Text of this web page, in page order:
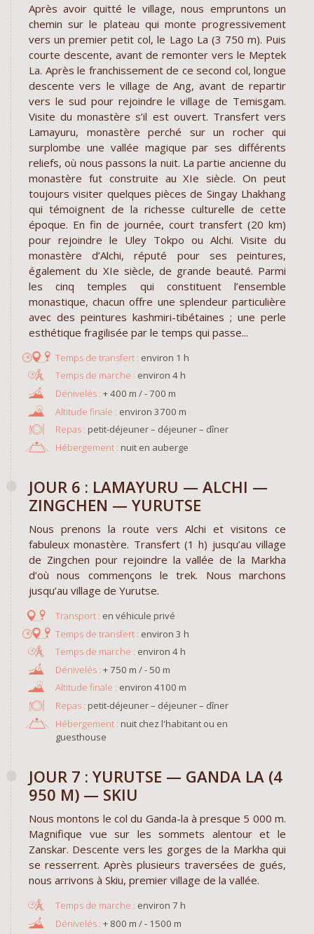
Après avoir quitté le village, nous empruntons un
chemin sur le plateau qui monte progressivement
vers un premier petit col, le Lago La (3 750 m). Puis
courte descente, avant de remonter vers le Meptek
La. Après le franchissement de ce second col, longue
descente vers le village de Ang, avant de repartir
vers le sud pour rejoindre le village de Temisgam.
Visite du monastère s’il est ouvert. Transfert vers
Lamayuru, monastère perché sur un rocher qui
surplombe une vallée magique par ses différents
reliefs, où nous passons la nuit. La partie ancienne du
monastère fut construite au XIe siècle. On peut
toujours visiter quelques pièces de Singay Lhakhang
qui témoignent de la richesse culturelle de cette
époque. En fin de journée, court transfert (20 km)
pour rejoindre le Uley Tokpo ou Alchi. Visite du
monastère d’Alchi, réputé pour ses peintures,
également du XIe siècle, de grande beauté. Parmi
les cinq temples qui constituent l’ensemble
monastique, chacun offre une splendeur particulière
avec des peintures kashmiri-tibétaines ; une perle
esthétique fragilisée par le temps qui passe...
environ 1 h
environ 4 h
+ 400 m / - 700 m
environ 3700 m
Repas : petit-déjeuner – déjeuner – dîner
Hébergement : nuit en auberge
JOUR 6 : LAMAYURU — ALCHI —
ZINGCHEN — YURUTSE
Nous prenons la route vers Alchi et visitons ce
fabuleux monastère. Transfert (1 h) jusqu’au village
de Zingchen pour rejoindre la vallée de la Markha
d’où nous commençons le trek. Nous marchons
jusqu’au village de Yurutse.
en véhicule privé
environ 3 h
environ 4 h
+ 750 m / - 50 m
environ 4100 m
Repas : petit-déjeuner – déjeuner – dîner
Hébergement : nuit chez l'habitant ou en
guesthouse
JOUR 7 : YURUTSE — GANDA LA (4
950 M) — SKIU
Nous montons le col du Ganda-la à presque 5 000 m.
Magnifique vue sur les sommets alentour et le
Zanskar. Descente vers les gorges de la Markha qui
se resserrent. Après plusieurs traversées de gués,
nous arrivons à Skiu, premier village de la vallée.
environ 7 h
+ 800 m / - 1500 m